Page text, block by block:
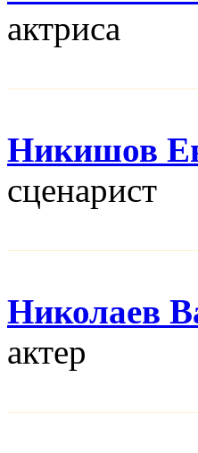
актриса
Никишов
сценарист
Николаев
актер